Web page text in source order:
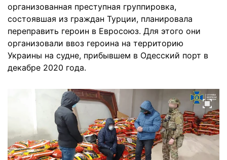
организованная преступная группировка,
состоявшая из граждан Турции, планировала
переправить героин в Евросоюз. Для этого они
организовали ввоз героина на территорию
Украины на судне, прибывшем в Одесский порт в
декабре 2020 года.